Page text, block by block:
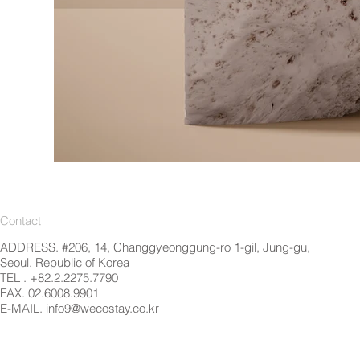
Contact
ADDRESS. #206, 14, Changgyeonggung-ro 1-gil, Jung-gu,
Seoul, Republic of Korea
TEL . +82.2.2275.7790
FAX. 02.6008.9901
E-MAIL. info9@wecostay.co.kr